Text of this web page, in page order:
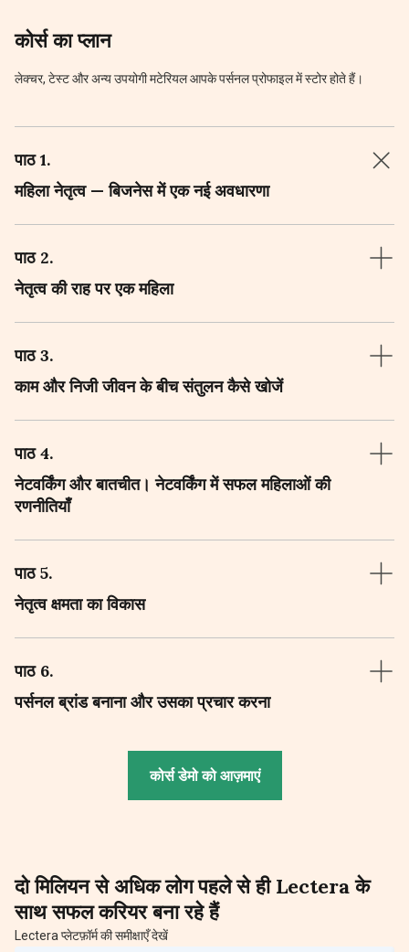
कोर्स का प्लान
लेक्चर, टेस्ट और अन्य उपयोगी मटेरियल आपके पर्सनल प्रोफाइल में स्टोर होते हैं।
पाठ 1.
महिला नेतृत्व — बिजनेस में एक नई अवधारणा
पाठ 2.
नेतृत्व की राह पर एक महिला
पाठ 3.
काम और निजी जीवन के बीच संतुलन कैसे खोजें
पाठ 4.
नेटवर्किंग और बातचीत। नेटवर्किंग में सफल महिलाओं की
रणनीतियाँ
पाठ 5.
नेतृत्व क्षमता का विकास
पाठ 6.
पर्सनल ब्रांड बनाना और उसका प्रचार करना
कोर्स डेमो को आज़माएं
दो मिलियन से अधिक लोगपहले से ही Lecteraके
साथ सफल करियर बना रहे हैं
Lectera प्लेटफ़ॉर्म की समीक्षाएँ देखें